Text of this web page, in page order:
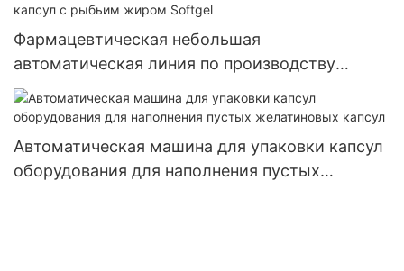
порошков
Фармацевтическая небольшая
автоматическая линия по производству
мягких капсул, машина для наполнения капсул
с рыбьим жиром Softgel
Автоматическая машина для упаковки капсул
оборудования для наполнения пустых